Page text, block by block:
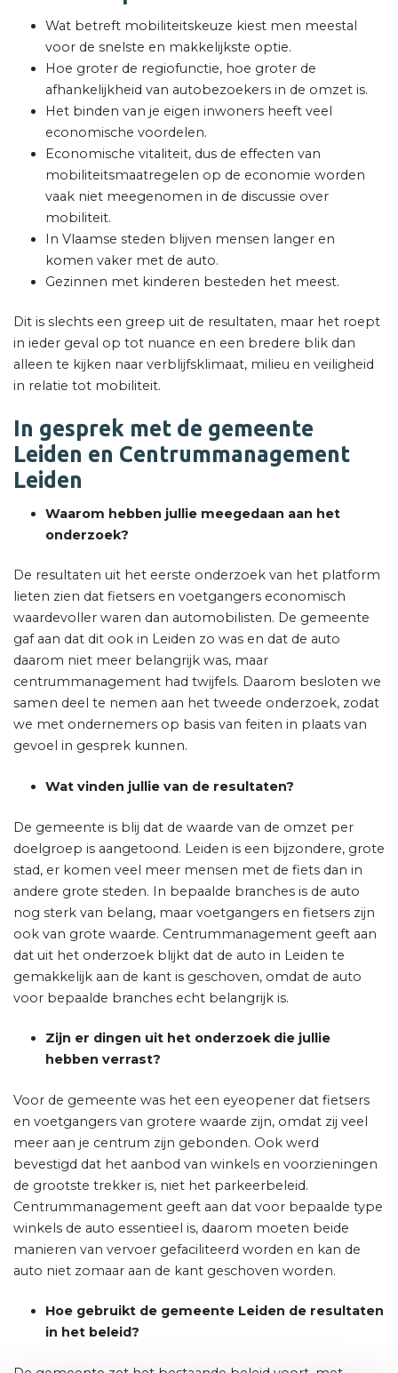
Wat betreft mobiliteitskeuze kiest men meestal
voor de snelste en makkelijkste optie.
Hoe groter de regiofunctie, hoe groter de
afhankelijkheid van autobezoekers in de omzet is.
Het binden van je eigen inwoners heeft veel
economische voordelen.
Economische vitaliteit, dus de effecten van
mobiliteitsmaatregelen op de economie worden
vaak niet meegenomen in de discussie over
mobiliteit.
In Vlaamse steden blijven mensen langer en
komen vaker met de auto.
Gezinnen met kinderen besteden het meest.
Dit is slechts een greep uit de resultaten, maar het roept
in ieder geval op tot nuance en een bredere blik dan
alleen te kijken naar verblijfsklimaat, milieu en veiligheid
in relatie tot mobiliteit.
In gesprek met de gemeente
Leiden en Centrummanagement
Leiden
Waarom hebben jullie meegedaan aan het
onderzoek?
De resultaten uit het eerste onderzoek van het platform
lieten zien dat fietsers en voetgangers economisch
waardevoller waren dan automobilisten. De gemeente
gaf aan dat dit ook in Leiden zo was en dat de auto
daarom niet meer belangrijk was, maar
centrummanagement had twijfels. Daarom besloten we
samen deel te nemen aan het tweede onderzoek, zodat
we met ondernemers op basis van feiten in plaats van
gevoel in gesprek kunnen.
Wat vinden jullie van de resultaten?
De gemeente is blij dat de waarde van de omzet per
doelgroep is aangetoond. Leiden is een bijzondere, grote
stad, er komen veel meer mensen met de fiets dan in
andere grote steden. In bepaalde branches is de auto
nog sterk van belang, maar voetgangers en fietsers zijn
ook van grote waarde. Centrummanagement geeft aan
dat uit het onderzoek blijkt dat de auto in Leiden te
gemakkelijk aan de kant is geschoven, omdat de auto
voor bepaalde branches echt belangrijk is.
Zijn er dingen uit het onderzoek die jullie
hebben verrast?
Voor de gemeente was het een eyeopener dat fietsers
en voetgangers van grotere waarde zijn, omdat zij veel
meer aan je centrum zijn gebonden. Ook werd
bevestigd dat het aanbod van winkels en voorzieningen
de grootste trekker is, niet het parkeerbeleid.
Centrummanagement geeft aan dat voor bepaalde type
winkels de auto essentieel is, daarom moeten beide
manieren van vervoer gefaciliteerd worden en kan de
auto niet zomaar aan de kant geschoven worden.
Hoe gebruikt de gemeente Leiden de resultaten
in het beleid?